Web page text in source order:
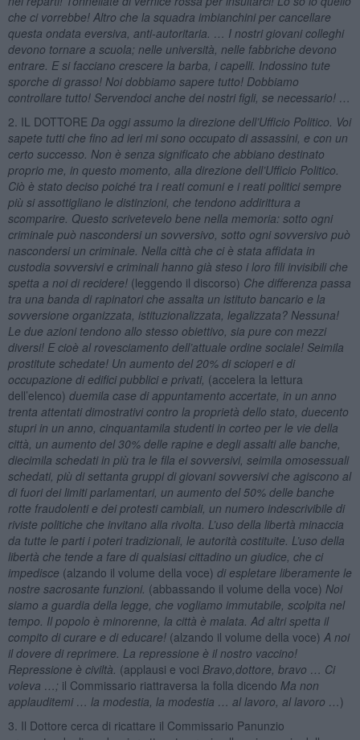
che ci vorrebbe! Altro che la squadra imbianchini per cancellare
questa ondata eversiva, anti-autoritaria. … I nostri giovani colleghi
devono tornare a scuola; nelle università, nelle fabbriche devono
entrare. E si facciano crescere la barba, i capelli. Indossino tute
sporche di grasso! Noi dobbiamo sapere tutto! Dobbiamo
controllare tutto! Servendoci anche dei nostri figli, se necessario! …
2. IL DOTTORE Da oggi assumo la direzione dell’Ufficio Politico. Voi
sapete tutti che fino ad ieri mi sono occupato di assassini, e con un
certo successo. Non è senza significato che abbiano destinato
proprio me, in questo momento, alla direzione dell’Ufficio Politico.
Ciò è stato deciso poiché tra i reati comuni e i reati politici sempre
più si assottigliano le distinzioni, che tendono addirittura a
scomparire. Questo scrivetevelo bene nella memoria: sotto ogni
criminale può nascondersi un sovversivo, sotto ogni sovversivo può
nascondersi un criminale. Nella città che ci è stata affidata in
custodia sovversivi e criminali hanno già steso i loro fili invisibili che
spetta a noi di recidere!(leggendo il discorso) Che differenza passa
tra una banda di rapinatori che assalta un istituto bancario e la
sovversione organizzata, istituzionalizzata, legalizzata? Nessuna!
Le due azioni tendono allo stesso obiettivo, sia pure con mezzi
diversi! E cioè al rovesciamento dell’attuale ordine sociale! Seimila
prostitute schedate! Un aumento del 20% di scioperi e di
occupazione di edifici pubblici e privati, (accelera la lettura
dell’elenco) duemila case di appuntamento accertate, in un anno
trenta attentati dimostrativi contro la proprietà dello stato, duecento
stupri in un anno, cinquantamila studenti in corteo per le vie della
città, un aumento del 30% delle rapine e degli assalti alle banche,
diecimila schedati in più tra le fila ei sovversivi, seimila omosessuali
schedati, più di settanta gruppi di giovani sovversivi che agiscono al
di fuori dei limiti parlamentari, un aumento del 50% delle banche
rotte fraudolenti e dei protesti cambiali, un numero indescrivibile di
riviste politiche che invitano alla rivolta. L’uso della libertà minaccia
da tutte le parti i poteri tradizionali, le autorità costituite. L’uso della
libertà che tende a fare di qualsiasi cittadino un giudice, che ci
impedisce (alzando il volume della voce) di espletare liberamente le
nostre sacrosante funzioni. (abbassando il volume della voce) Noi
siamo a guardia della legge, che vogliamo immutabile, scolpita nel
tempo. Il popolo è minorenne, la città è malata. Ad altri spetta il
compito di curare e di educare!(alzando il volume della voce) A noi
il dovere di reprimere. La repressione è il nostro vaccino!
Repressione è civiltà. (applausi e voci Bravo,dottore, bravo … Ci
voleva …; il Commissario riattraversa la folla dicendo Ma non
applauditemi … la modestia, la modestia … al lavoro, al lavoro … )
3. Il Dottore cerca di ricattare il Commissario Panunzio